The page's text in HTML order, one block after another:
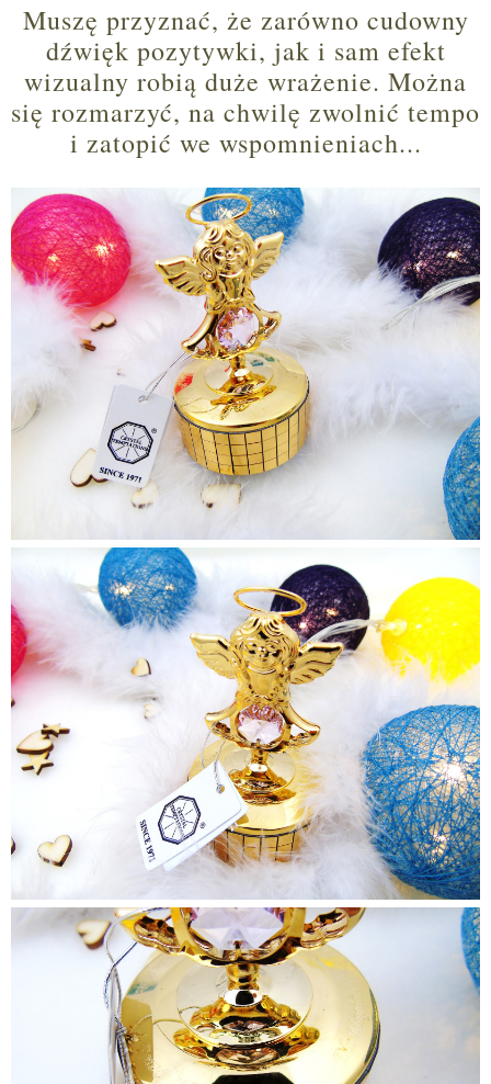
Muszę przyznać, że zarówno cudowny
dźwięk pozytywki, jak i sam efekt
wizualny robią duże wrażenie. Można
się rozmarzyć, na chwilę zwolnić tempo
i zatopić we wspomnieniach...